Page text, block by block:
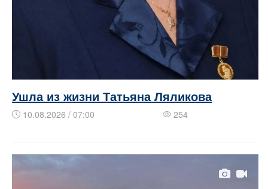
Ушла из жизни Татьяна Ляликова
10.08.2026 / 07:00 254